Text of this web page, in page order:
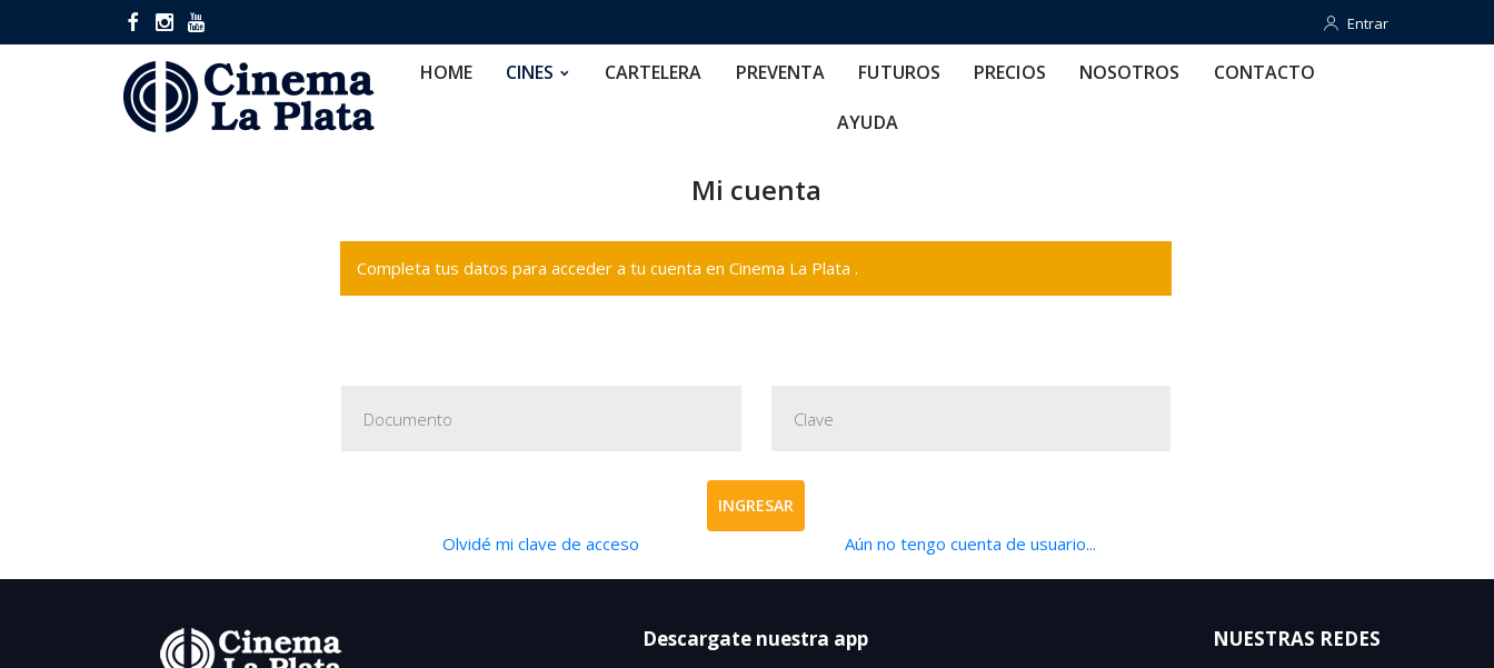
Entrar
Entrar
HOME CINES CARTELERA PREVENTA FUTUROS PRECIOS NOSOTROS CONTACTO
AYUDA
Mi cuenta
Completa tus datos para acceder a tu cuenta en Cinema La Plata .
INGRESAR
Olvidé mi clave de acceso Aún no tengo cuenta de usuario...
Descargate nuestra app NUESTRAS REDES